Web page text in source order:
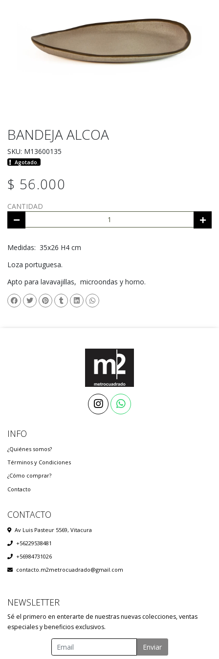
BANDEJA ALCOA
SKU: M13600135
Agotado.
$ 56.000
CANTIDAD
Medidas: 35x26 H4 cm
Loza portuguesa.
Apto para lavavajillas, microondas y horno.
INFO
¿Quiénes somos?
Términos y Condiciones
¿Cómo comprar?
Contacto
CONTACTO
Av Luis Pasteur 5569, Vitacura
+56229538481
+56984731026
contacto.m2metrocuadrado@gmail.com
NEWSLETTER
Sé el primero en enterarte de nuestras nuevas colecciones, ventas
especiales y beneficios exclusivos.
Enviar